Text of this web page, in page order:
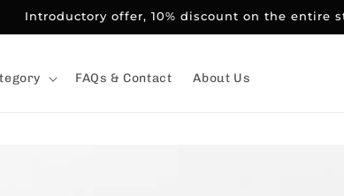
Introductory offer, 10% discount on the entire
FAQs & Contact About Us